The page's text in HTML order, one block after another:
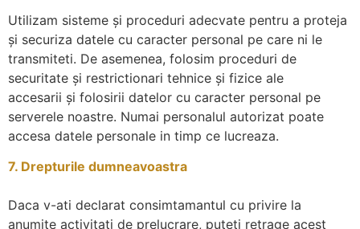
Utilizam sisteme şi proceduri adecvate pentru a proteja
şi securiza datele cu caracter personal pe care ni le
transmiteti. De asemenea, folosim proceduri de
securitate şi restrictionari tehnice şi fizice ale
accesarii şi folosirii datelor cu caracter personal pe
serverele noastre. Numai personalul autorizat poate
accesa datele personale in timp ce lucreaza.
7. Drepturile dumneavoastra
Daca v-ati declarat consimtamantul cu privire la
anumite activitati de prelucrare, puteti retrage acest